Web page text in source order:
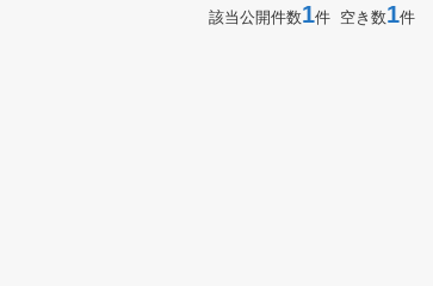
該当公開件数1件 空き数1件